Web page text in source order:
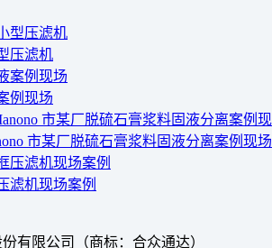
压滤机
例现场
市某厂脱硫石膏浆料固液分离案例现场
滤机现场案例
有限公司（商标：合众通达）